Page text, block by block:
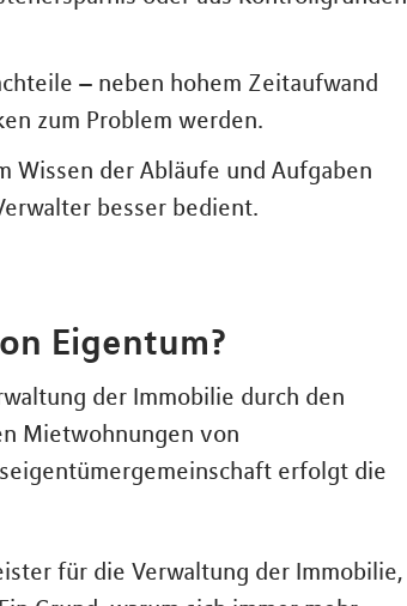
– neben hohem Zeitaufwand
zum Problem werden.
Wissen der Abläufe und Aufgaben
besser bedient.
Eigentum?
der Immobilie durch den
Mietwohnungen von
erfolgt die
für die Verwaltung der Immobilie,